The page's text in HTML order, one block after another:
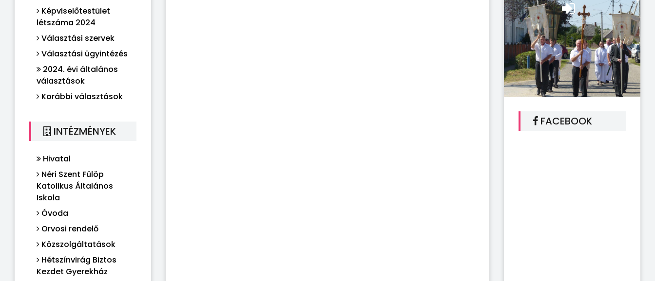
Képviselőtestület
létszáma 2024
Választási szervek
Választási ügyintézés
2024. évi általános
választások
Korábbi választások
INTÉZMÉNYEK
Hivatal
Néri Szent Fülöp
Katolikus Általános
Iskola
Óvoda
Orvosi rendelő
Közszolgáltatások
Hétszínvirág Biztos
Kezdet Gyerekház
FACEBOOK